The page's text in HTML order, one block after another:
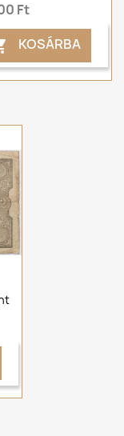
Ft
KOSÁRBA